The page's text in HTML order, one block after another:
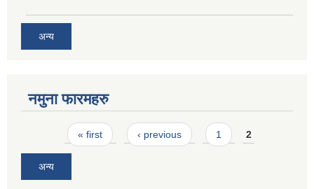
अन्य
नमुना फारमहरु
Pages« first ‹ previous 1 2
अन्य